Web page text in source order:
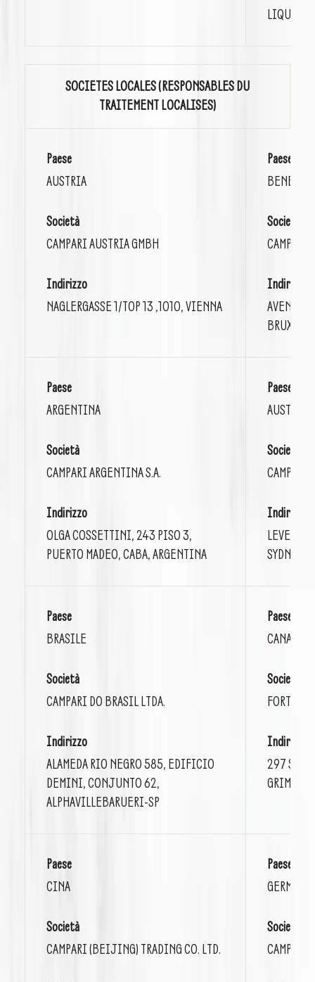
LIQUORS
SOCIETES LOCALES (RESPONSABLES DU
TRAITEMENT LOCALISES)
Paese
AUSTRIA
Paese
BENELUX
Società
CAMPARI AUSTRIA GMBH
Società
CAMPARI
Indirizzo
NAGLERGASSE 1/TOP 13 ,1010, VIENNA
Indirizzo
AVENUE
Paese
ARGENTINA
Paese
Società
CAMPARI ARGENTINA S.A.
Società
CAMPARI
Indirizzo
OLGA COSSETTINI, 243 PISO 3,
PUERTO MADEO, CABA, ARGENTINA
Indirizzo
LEVEL 21,
SYDNEY,
Paese
BRASILE
Paese
CANADA
Società
CAMPARI DO BRASIL LTDA.
Società
FORTY
Indirizzo
ALAMEDA RIO NEGRO 585, EDIFICIO
DEMINI, CONJUNTO 62,
ALPHAVILLEBARUERI-SP
Indirizzo
297
GRIMSBY,
Paese
CINA
Paese
Società
CAMPARI (BEIJING) TRADING CO. LTD.
Società
CAMPARI